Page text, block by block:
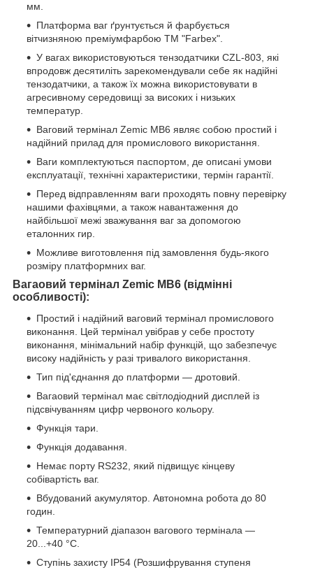
мм.
Платформа ваг ґрунтується й фарбується
вітчизняною преміумфарбою ТМ "Farbex".
У вагах використовуються тензодатчики CZL-803, які
впродовж десятиліть зарекомендували себе як надійні
тензодатчики, а також їх можна використовувати в
агресивному середовищі за високих і низьких
температур.
Ваговий термінал Zemic MB6 являє собою простий і
надійний прилад для промислового використання.
Ваги комплектуються паспортом, де описані умови
експлуатації, технічні характеристики, термін гарантії.
Перед відправленням ваги проходять повну перевірку
нашими фахівцями, а також навантаження до
найбільшої межі зважування ваг за допомогою
еталонних гир.
Можливе виготовлення під замовлення будь-якого
розміру платформних ваг.
Вагаовий термінал Zemic MB6 (відмінні
особливості):
Простий і надійний ваговий термінал промислового
виконання. Цей термінал увібрав у себе простоту
виконання, мінімальний набір функцій, що забезпечує
високу надійність у разі тривалого використання.
Тип під'єднання до платформи — дротовий.
Вагаовий термінал має світлодіодний дисплей із
підсвічуванням цифр червоного кольору.
Функція тари.
Функція додавання.
Немає порту RS232, який підвищує кінцеву
собівартість ваг.
Вбудований акумулятор. Автономна робота до 80
годин.
Температурний діапазон вагового термінала —
20...+40 °C.
Ступінь захисту IP54 (Розшифрування ступеня